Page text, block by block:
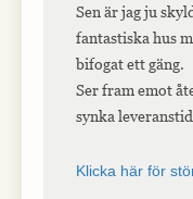
Sen är jag ju
fantastiska hus
bifogat ett gäng.
Ser fram emot
synka
Klicka här för